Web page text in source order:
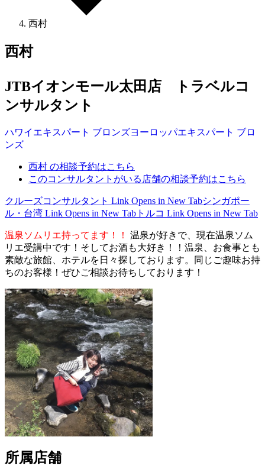
西村
西村
JTBイオンモール太田店 トラベルコ
ンサルタント
ハワイ エキスパート ブロンズヨーロッパエキスパート ブロ
ンズ
西村 の相談予約はこちら
このコンサルタントがいる店舗の相談予約はこちら
クルーズコンサルタント Link Opens in New Tabシンガポー
ル・台湾 Link Opens in New Tab トルコ Link Opens in New Tab
温泉ソムリエ持ってます！！
温泉が好きで、現在温泉ソム
リエ受講中です！そしてお酒も大好き！！温泉、お食事とも
素敵な旅館、ホテルを日々探しております。同じご趣味お持
ちのお客様！ぜひご相談お待ちしております！
所属店舗